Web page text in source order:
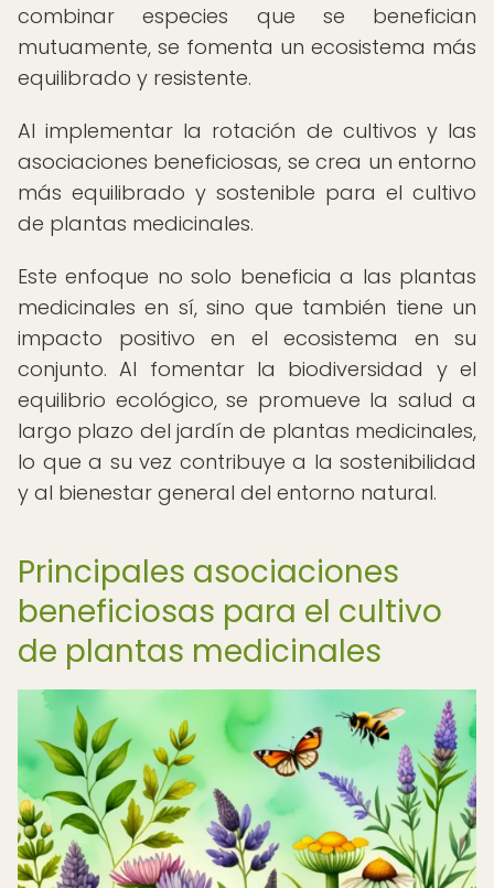
combinar especies que se benefician
mutuamente, se fomenta un ecosistema más
equilibrado y resistente.
Al implementar la rotación de cultivos y las
asociaciones beneficiosas, se crea un entorno
más equilibrado y sostenible para el cultivo
de plantas medicinales.
Este enfoque no solo beneficia a las plantas
medicinales en sí, sino que también tiene un
impacto positivo en el ecosistema en su
conjunto. Al fomentar la biodiversidad y el
equilibrio ecológico, se promueve la salud a
largo plazo del jardín de plantas medicinales,
lo que a su vez contribuye a la sostenibilidad
y al bienestar general del entorno natural.
Principales asociaciones
beneficiosas para el cultivo
de plantas medicinales